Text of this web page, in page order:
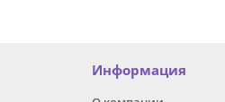
Информация